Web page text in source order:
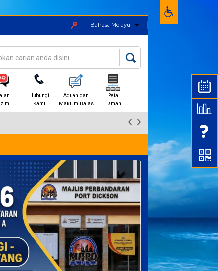
Bahasa Melayu
Hubungi
Kami
Aduan dan
Maklum Balas
Peta
Laman
carian